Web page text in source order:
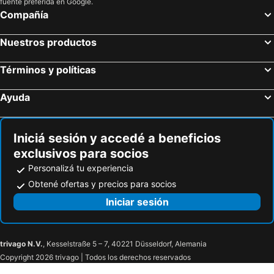
Nannai Beira Mar Porto De Galinhas 307
Porto de Galinhas PORTO EXCLUSIVE BY AFT
Macuco Residence
Pousada Recanto Do Caja
Pousada Afrika
Pousada Piscinas Naturais
Compañía
Nuestros productos
Términos y políticas
Ayuda
Iniciá sesión y accedé a beneficios
exclusivos para socios
Personalizá tu experiencia
Obtené ofertas y precios para socios
Iniciar sesión
trivago N.V., Kesselstraße 5 – 7, 40221 Düsseldorf, Alemania
Copyright 2026 trivago | Todos los derechos reservados